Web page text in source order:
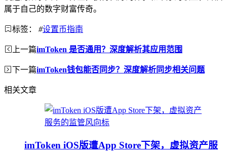
属于自己的数字财富传奇。
标签： #设置币指南
上一篇imToken 是否通用？深度解析其应用范围
下一篇imToken钱包能否同步？深度解析同步相关问题
相关文章
imToken iOS版遭App Store下架，虚拟资产服